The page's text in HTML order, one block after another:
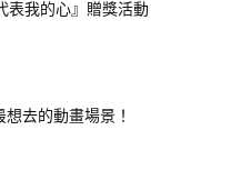
表我的心』贈獎活動
去的動畫場景！